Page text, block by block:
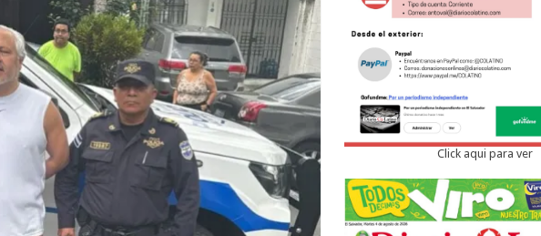
Click aqui para ver